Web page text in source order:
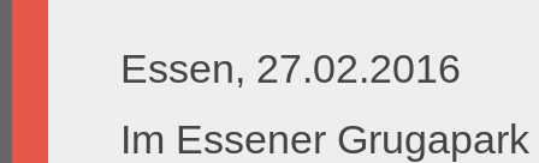
Essen, 27.02.2016
Im Essener